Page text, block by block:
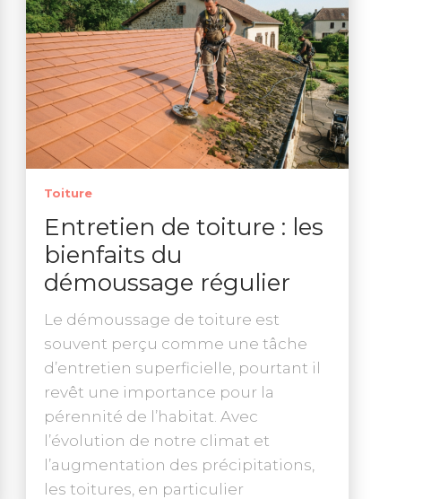
Toiture
Entretien de toiture : les
bienfaits du
démoussage régulier
Le démoussage de toiture est
souvent perçu comme une tâche
d’entretien superficielle, pourtant il
revêt une importance pour la
pérennité de l’habitat. Avec
l’évolution de notre climat et
l’augmentation des précipitations,
les toitures, en particulier